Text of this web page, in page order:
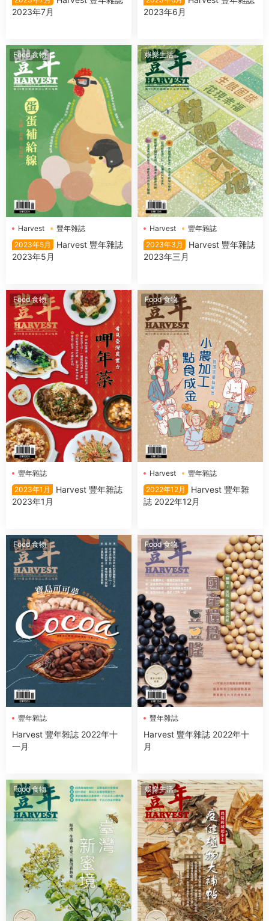
2023年7月
2023年6月
Food 食物
Harvest
豐年雜誌
2023年5月
Harvest 豐年雜誌
2023年5月
娛樂生活
Harvest
豐年雜誌
2023年3月
Harvest 豐年雜誌
2023年三月
Food 食物
豐年雜誌
2023年1月
Harvest 豐年雜誌
2023年1月
Food 食物
Harvest
豐年雜誌
2022年12月
Harvest 豐年雜
誌 2022年12月
Food 食物
豐年雜誌
Harvest 豐年雜誌 2022年十
一月
Food 食物
豐年雜誌
Harvest 豐年雜誌 2022年十
月
Food 食物 娛樂生活